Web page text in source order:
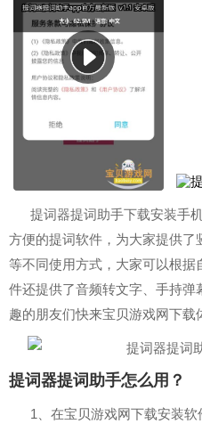
提词器提词助手下载安装手
方便的提词软件，为大家提供
等不同使用方式，大家可以根
件还提供了音频转文字、手持
趣的朋友们快来宝贝游戏网下载
提词器提词助手怎么用？
1、在宝贝游戏网下载安装